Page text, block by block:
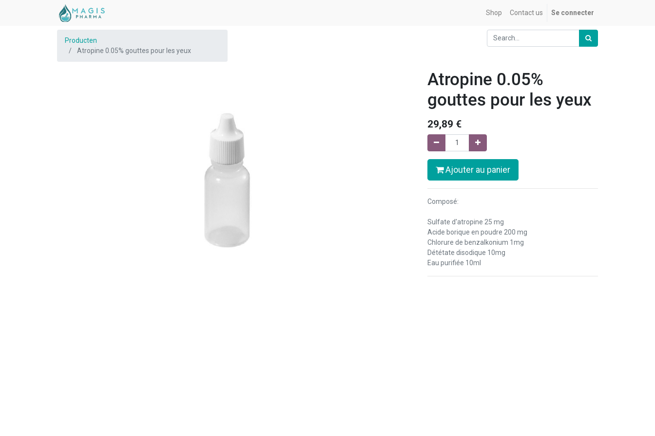
Shop Contact us Se connecter
Producten
Atropine 0.05% gouttes pour les yeux
Atropine 0.05%
gouttes pour les yeux
29,89 €
Ajouter au panier
Composé:
Sulfate d'atropine 25 mg
Acide borique en poudre 200 mg
Chlorure de benzalkonium 1mg
Dététate disodique 10mg
Eau purifiée 10ml